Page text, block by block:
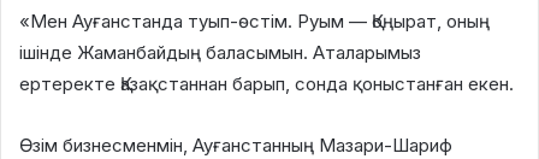
«Мен Ауғанстанда туып-өстім. Руым — Қоңырат, оның
ішінде Жаманбайдың баласымын. Аталарымыз
ертеректе Қазақстаннан барып, сонда қоныстанған екен.
Өзім бизнесменмін, Ауғанстанның Мазари-Шариф